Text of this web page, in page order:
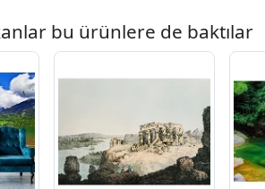
bu ürünlere de baktılar